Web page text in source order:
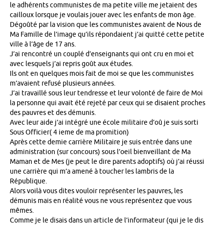
le adhérents communistes de ma petite ville me jetaient des
cailloux lorsque je voulais jouer avec les enfants de mon âge.
Dégoûté par la vision que les communistes avaient de Nous de
Ma Famille de l’image qu’ils répondaient j’ai quitté cette petite
ville à l’âge de 17 ans.
J’ai rencontré un couplé d’enseignants qui ont cru en moi et
avec lesquels j’ai repris goût aux études.
Ils ont en quelques mois fait de moi se que les communistes
m’avaient refusé plusieurs années.
J’ai travaillé sous leur tendresse et leur volonté de faire de Moi
la personne qui avait été rejeté par ceux qui se disaient proches
des pauvres et des démunis.
Avec leur aide j’ai intégré une école militaire d’oû je suis sorti
Sous Officier( 4 ieme de ma promition)
Après cette demie carrière Militaire je suis entrée dans une
administration (sur concours) sous l’oeil bienveillant de Ma
Maman et de Mes (je peut le dire parents adoptifs) où j’ai réussi
une carrière qui m’a amené à toucher les lambris de la
République.
Alors voilà vous dites vouloir représenter les pauvres, les
démunis mais en réalité vous ne vous représentez que vous
mêmes.
Comme je le disais dans un article de l’informateur (qui je le dis